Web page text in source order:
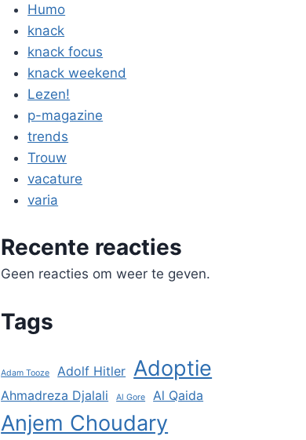
Humo
knack
knack focus
knack weekend
Lezen!
p-magazine
trends
Trouw
vacature
varia
Recente reacties
Geen reacties om weer te geven.
Tags
Adam Tooze Adolf Hitler Adoptie
Ahmadreza Djalali Al Gore Al Qaida
Anjem Choudary